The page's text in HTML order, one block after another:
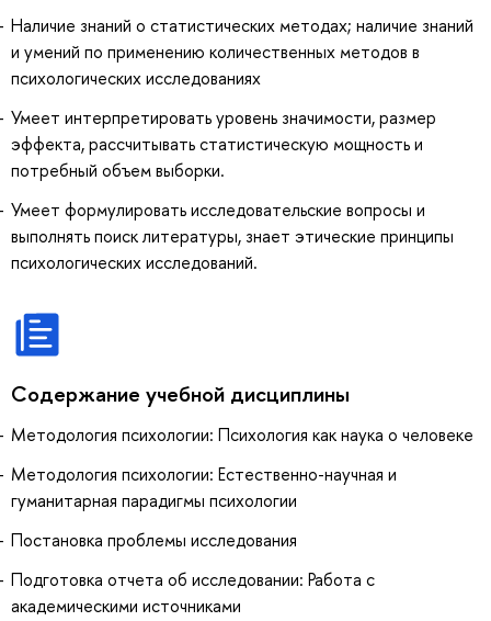
Наличие знаний о статистических методах; наличие знаний
и умений по применению количественных методов в
психологических исследованиях
Умеет интерпретировать уровень значимости, размер
эффекта, рассчитывать статистическую мощность и
потребный объем выборки.
Умеет формулировать исследовательские вопросы и
выполнять поиск литературы, знает этические принципы
психологических исследований.
Содержание учебной дисциплины
Методология психологии: Психология как наука о человеке
Методология психологии: Естественно-научная и
гуманитарная парадигмы психологии
Постановка проблемы исследования
Подготовка отчета об исследовании: Работа с
академическими источниками